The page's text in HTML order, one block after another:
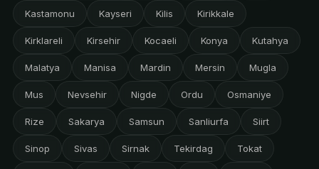
Kastamonu Kayseri Kilis Kirikkale
Kirklareli Kirsehir Kocaeli Konya Kutahya
Malatya Manisa Mardin Mersin Mugla
Mus Nevsehir Nigde Ordu Osmaniye
Rize Sakarya Samsun Sanliurfa Siirt
Sinop Sivas Sirnak Tekirdag Tokat